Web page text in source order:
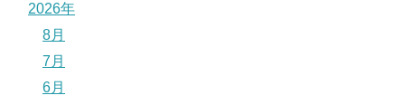
2026年
8月
7月
6月